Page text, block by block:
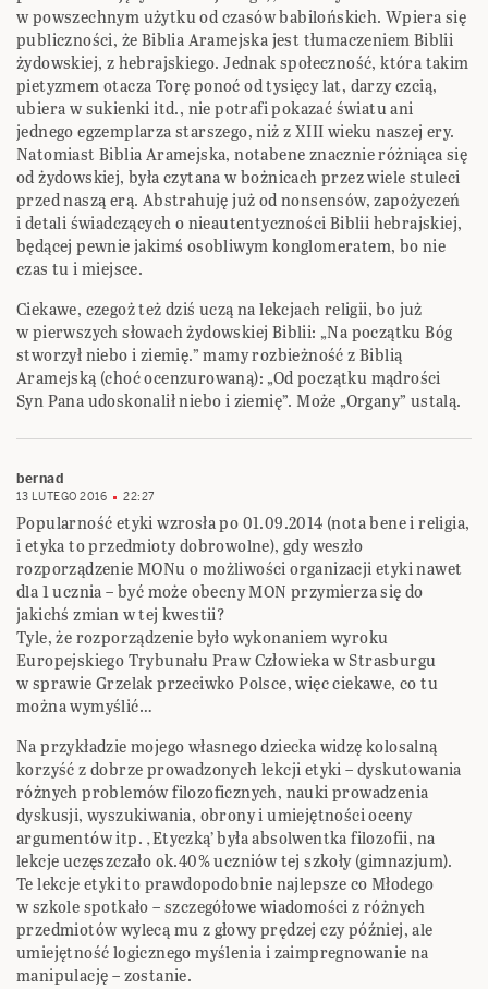
w powszechnym użytku od czasów babilońskich. Wpiera się
publiczności, że Biblia Aramejska jest tłumaczeniem Biblii
żydowskiej, z hebrajskiego. Jednak społeczność, która takim
pietyzmem otacza Torę ponoć od tysięcy lat, darzy czcią,
ubiera w sukienki itd., nie potrafi pokazać światu ani
jednego egzemplarza starszego, niż z XIII wieku naszej ery.
Natomiast Biblia Aramejska, notabene znacznie różniąca się
od żydowskiej, była czytana w bożnicach przez wiele stuleci
przed naszą erą. Abstrahuję już od nonsensów, zapożyczeń
i detali świadczących o nieautentyczności Biblii hebrajskiej,
będącej pewnie jakimś osobliwym konglomeratem, bo nie
czas tu i miejsce.
Ciekawe, czegoż też dziś uczą na lekcjach religii, bo już
w pierwszych słowach żydowskiej Biblii: „Na początku Bóg
stworzył niebo i ziemię.” mamy rozbieżność z Biblią
Aramejską (choć ocenzurowaną): „Od początku mądrości
Syn Pana udoskonalił niebo i ziemię”. Może „Organy” ustalą.
bernad
13 LUTEGO 2016 22:27
Popularność etyki wzrosła po 01.09.2014 (nota bene i religia,
i etyka to przedmioty dobrowolne), gdy weszło
rozporządzenie MONu o możliwości organizacji etyki nawet
dla 1 ucznia – być może obecny MON przymierza się do
jakichś zmian w tej kwestii?
Tyle, że rozporządzenie było wykonaniem wyroku
Europejskiego Trybunału Praw Człowieka w Strasburgu
w sprawie Grzelak przeciwko Polsce, więc ciekawe, co tu
można wymyślić…
Na przykładzie mojego własnego dziecka widzę kolosalną
korzyść z dobrze prowadzonych lekcji etyki – dyskutowania
różnych problemów filozoficznych, nauki prowadzenia
dyskusji, wyszukiwania, obrony i umiejętności oceny
argumentów itp. ‚Etyczką’ była absolwentka filozofii, na
lekcje uczęszczało ok.40% uczniów tej szkoły (gimnazjum).
Te lekcje etyki to prawdopodobnie najlepsze co Młodego
w szkole spotkało – szczegółowe wiadomości z różnych
przedmiotów wylecą mu z głowy prędzej czy później, ale
umiejętność logicznego myślenia i zaimpregnowanie na
manipulację – zostanie.